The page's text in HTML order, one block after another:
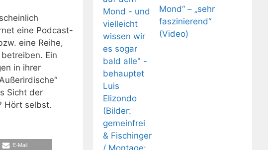
eine Podcast-
eine Reihe,
Ein
in ihrer
Sicht der
Hört selbst.
E-Mail
Mond“ – „sehr
faszinierend“
(Video)